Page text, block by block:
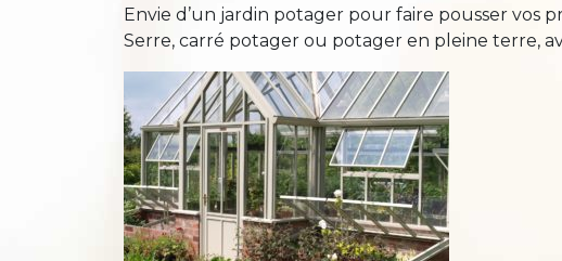
Envie d’un jardin potager pour faire pousser vos
Serre, carré potager ou potager en pleine terre,